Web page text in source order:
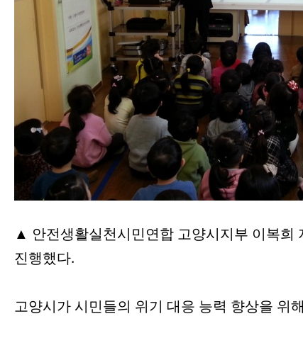
▲ 안전생활실천시민연합 고양시지부 이복희
진행했다.
고양시가 시민들의 위기 대응 능력 향상을 위